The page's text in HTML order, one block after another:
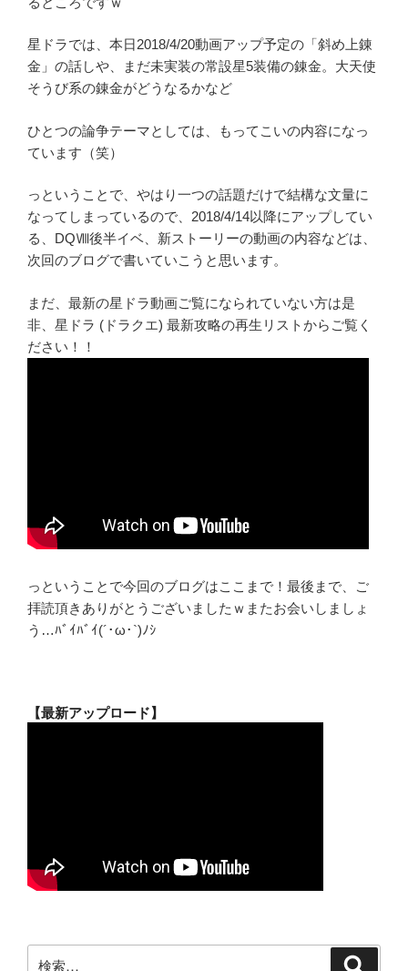
星ドラでは、本日2018/4/20動画アップ予定の「斜め上錬
金」の話しや、まだ未実装の常設星5装備の錬金。大天使
そうび系の錬金がどうなるかなど
ひとつの論争テーマとしては、もってこいの内容になっ
ています（笑）
っということで、やはり一つの話題だけで結構な文量に
なってしまっているので、2018/4/14以降にアップしてい
る、DQⅧ後半イベ、新ストーリーの動画の内容などは、
次回のブログで書いていこうと思います。
まだ、最新の星ドラ動画ご覧になられていない方は是
非、星ドラ (ドラクエ) 最新攻略の再生リストからご覧く
ださい！！
っということで今回のブログはここまで！最後まで、ご
拝読頂きありがとうございましたｗまたお会いしましょ
う…ﾊﾞｲﾊﾞｲ(´･ω･`)ﾉｼ
【最新アップロード】